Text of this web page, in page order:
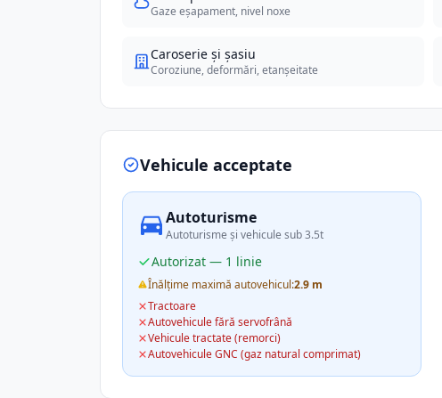
Gaze eșapament, nivel noxe
Caroserie și șasiu
Coroziune, deformări, etanșeitate
Vehicule acceptate
Autoturisme
Autoturisme și vehicule sub 3.5t
Autorizat — 1 linie
Înălțime maximă autovehicul:2.9 m
Tractoare
Autovehicule fără servofrână
Vehicule tractate (remorci)
Autovehicule GNC (gaz natural comprimat)